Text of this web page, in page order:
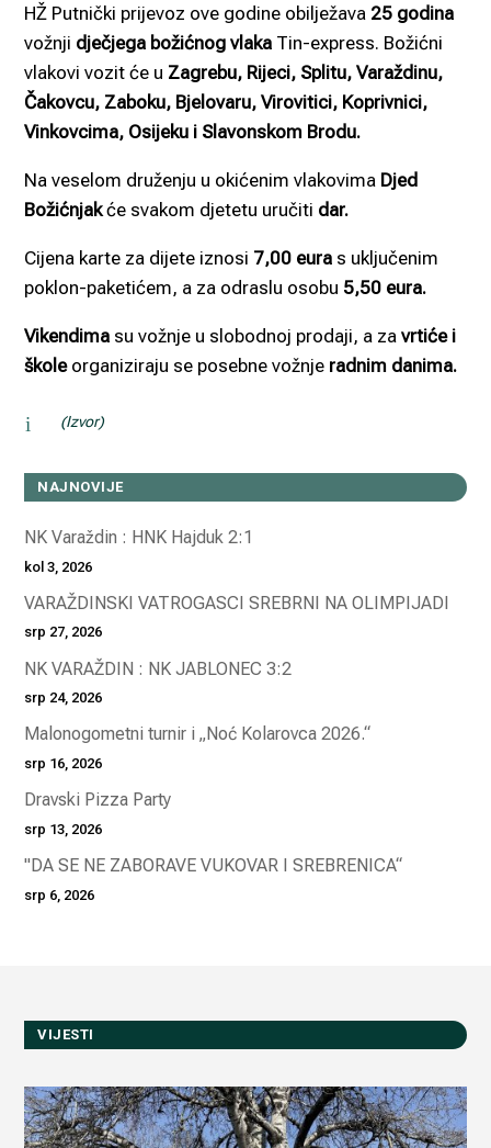
HŽ Putnički prijevoz ove godine obilježava 25 godina
vožnji dječjega božićnog vlaka Tin-express. Božićni
vlakovi vozit će u Zagrebu, Rijeci, Splitu, Varaždinu,
Čakovcu, Zaboku, Bjelovaru, Virovitici, Koprivnici,
Vinkovcima, Osijeku i Slavonskom Brodu.
Na veselom druženju u okićenim vlakovima Djed
Božićnjakće svakom djetetu uručiti dar.
Cijena karte za dijete iznosi 7,00 eura s uključenim
poklon-paketićem, a za odraslu osobu 5,50 eura.
Vikendima su vožnje u slobodnoj prodaji, a zavrtiće i
školeorganiziraju se posebne vožnje radnim danima.
i (Izvor)
NAJNOVIJE
NK Varaždin : HNK Hajduk 2:1
kol 3, 2026
VARAŽDINSKI VATROGASCI SREBRNI NA OLIMPIJADI
srp 27, 2026
NK VARAŽDIN : NK JABLONEC 3:2
srp 24, 2026
Malonogometni turnir i „Noć Kolarovca 2026.“
srp 16, 2026
Dravski Pizza Party
srp 13, 2026
"DA SE NE ZABORAVE VUKOVAR I SREBRENICA“
srp 6, 2026
VIJESTI